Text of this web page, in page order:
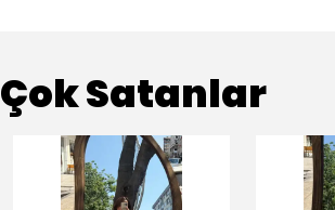
Çok Satanlar